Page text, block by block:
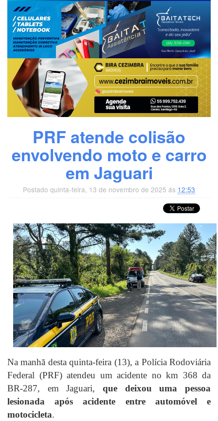
PRF atende colisão
envolvendo moto e carro
em Jaguari
Postado quinta-feira, 13 de novembro de 2025 ás 12:53
Na manhã desta quinta-feira (13), a Polícia Rodoviária
Federal (PRF) atendeu um acidente no km 368 da
BR-287, em Jaguari, que deixou uma pessoa
lesionada após acidente entre automóvel e
motocicleta.